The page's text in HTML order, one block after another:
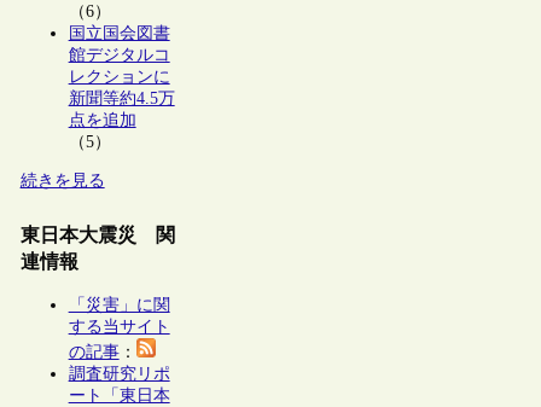
（6）
国立国会図書
館デジタルコ
レクションに
新聞等約4.5万
点を追加
（5）
続きを見る
東日本大震災 関
連情報
「災害」に関
する当サイト
の記事：
調査研究リポ
ート「東日本